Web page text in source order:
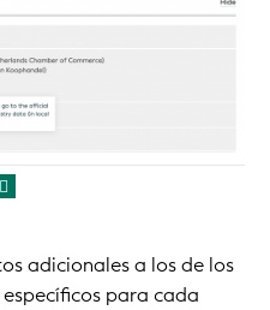
adicionales a los de los
para cada